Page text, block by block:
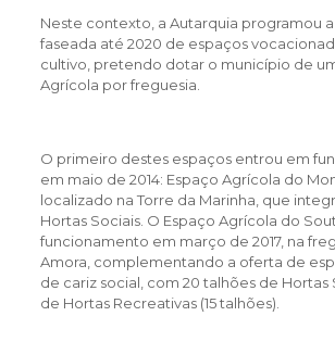
Neste contexto, a Autarquia programou
faseada até 2020 de espaços
cultivo, pretendo dotar o município de
Agrícola por freguesia.
O primeiro destes espaços entrou em
em maio de 2014: Espaço Agrícola do
localizado na Torre da Marinha, que
Hortas Sociais. O Espaço Agrícola do
funcionamento em março de 2017, na
Amora, complementando a oferta de
de cariz social, com 20 talhões de Hortas
de Hortas Recreativas (15 talhões).